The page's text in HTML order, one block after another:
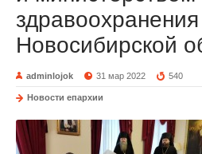
здравоохранения
Новосибирской
adminlojok 31 мар 2022 540
Новости епархии